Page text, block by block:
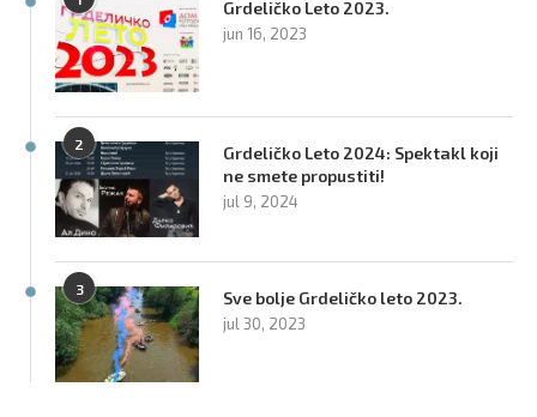
Grdeličko Leto 2023.
jun 16, 2023
2
Grdeličko Leto 2024: Spektakl koji
ne smete propustiti!
jul 9, 2024
3 Sve bolje Grdeličko leto 2023.
jul 30, 2023